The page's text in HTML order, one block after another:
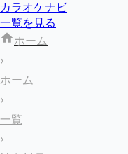
カラオケナビ
一覧を見る
ホーム
›
ホーム
›
一覧
›